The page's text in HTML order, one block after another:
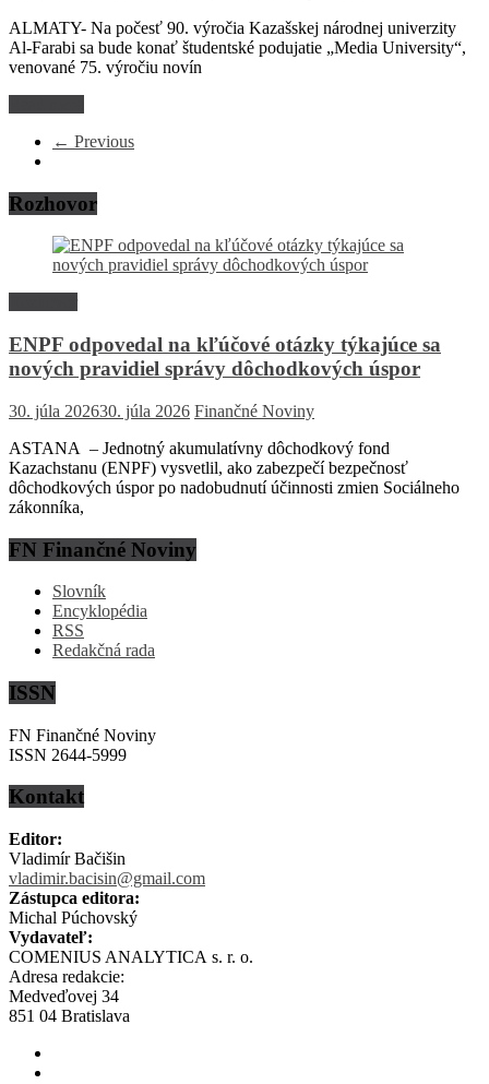
ALMATY- Na počesť 90. výročia Kazašskej národnej univerzity
Al-Farabi sa bude konať študentské podujatie „Media University“,
venované 75. výročiu novín
← Previous
Rozhovor
ENPF odpovedal na kľúčové otázky týkajúce sa
nových pravidiel správy dôchodkových úspor
30. júla 202630. júla 2026 Finančné Noviny
ASTANA – Jednotný akumulatívny dôchodkový fond
Kazachstanu (ENPF) vysvetlil, ako zabezpečí bezpečnosť
dôchodkových úspor po nadobudnutí účinnosti zmien Sociálneho
zákonníka,
FN Finančné Noviny
Slovník
Encyklopédia
RSS
Redakčná rada
ISSN
FN Finančné Noviny
ISSN 2644-5999
Kontakt
Editor:
Vladimír Bačišin
vladimir.bacisin@gmail.com
Zástupca editora:
Michal Púchovský
Vydavateľ:
COMENIUS ANALYTICA s. r. o.
Adresa redakcie:
Medveďovej 34
851 04 Bratislava